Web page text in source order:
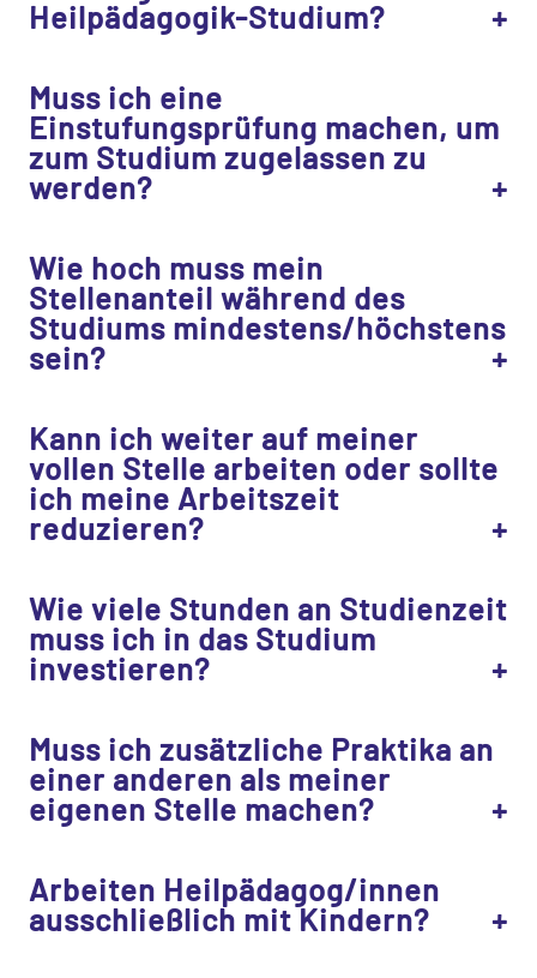
Heilpädagogik-Studium?
Muss ich eine
Einstufungsprüfung machen, um
zum Studium zugelassen zu
werden?
Wie hoch muss mein
Stellenanteil während des
Studiums mindestens/höchstens
sein?
Kann ich weiter auf meiner
vollen Stelle arbeiten oder sollte
ich meine Arbeitszeit
reduzieren?
Wie viele Stunden an Studienzeit
muss ich in das Studium
investieren?
Muss ich zusätzliche Praktika an
einer anderen als meiner
eigenen Stelle machen?
Arbeiten Heilpädagog/innen
ausschließlich mit Kindern?